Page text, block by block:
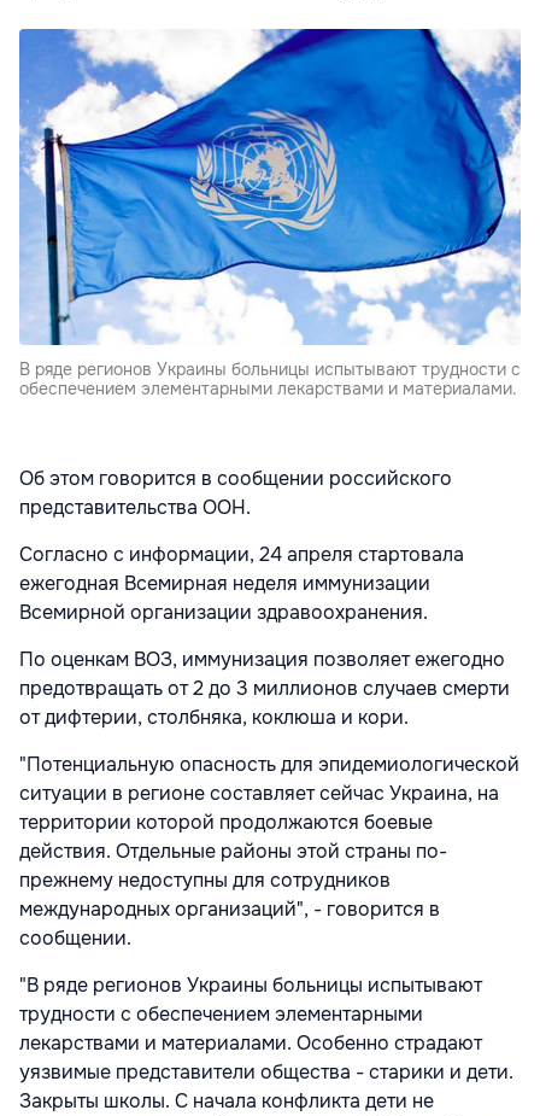
В ряде регионов Украины больницы испытывают трудности с
обеспечением элементарными лекарствами и материалами.
Об этом говорится в сообщении российского
представительства ООН.
Согласно с информации, 24 апреля стартовала
ежегодная Всемирная неделя иммунизации
Всемирной организации здравоохранения.
По оценкам ВОЗ, иммунизация позволяет ежегодно
предотвращать от 2 до 3 миллионов случаев смерти
от дифтерии, столбняка, коклюша и кори.
"Потенциальную опасность для эпидемиологической
ситуации в регионе составляет сейчас Украина, на
территории которой продолжаются боевые
действия. Отдельные районы этой страны по-
прежнему недоступны для сотрудников
международных организаций", - говорится в
сообщении.
"В ряде регионов Украины больницы испытывают
трудности с обеспечением элементарными
лекарствами и материалами. Особенно страдают
уязвимые представители общества - старики и дети.
Закрыты школы. С начала конфликта дети не